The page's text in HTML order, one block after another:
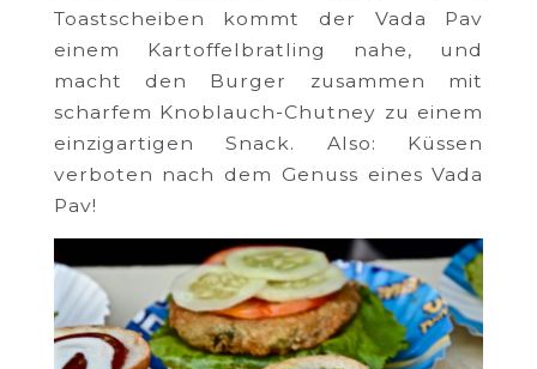
Toastscheiben kommt der Vada Pav
einem Kartoffelbratling nahe, und
macht den Burger zusammen mit
scharfem Knoblauch-Chutney zu einem
einzigartigen Snack. Also: Küssen
verboten nach dem Genuss eines Vada
Pav!